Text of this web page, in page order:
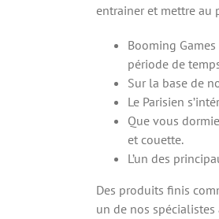
entrainer et mettre au
Booming
période de
Sur la base de
Le Parisien
Que vous
et couette.
L’un des
Des produits finis
un de nos